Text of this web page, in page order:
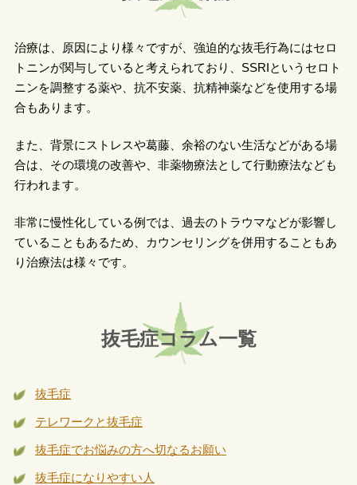
治療は、原因により様々ですが、強迫的な抜毛行為にはセロ
トニンが関与していると考えられており、SSRIというセロト
ニンを調整する薬や、抗不安薬、抗精神薬などを使用する場
合もあります。
また、背景にストレスや葛藤、余裕のない生活などがある場
合は、その環境の改善や、非薬物療法として行動療法なども
行われます。
非常に慢性化している例では、過去のトラウマなどが影響し
ていることもあるため、カウンセリングを併用することもあ
り治療法は様々です。
抜毛症コラム一覧
抜毛症
テレワークと抜毛症
抜毛症でお悩みの方へ切なるお願い
抜毛症になりやすい人